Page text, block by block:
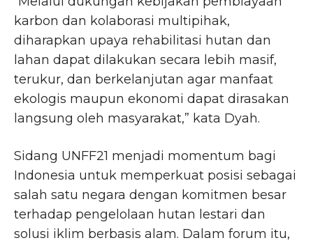
karbon dan kolaborasi multipihak,
diharapkan upaya rehabilitasi hutan dan
lahan dapat dilakukan secara lebih masif,
terukur, dan berkelanjutan agar manfaat
ekologis maupun ekonomi dapat dirasakan
langsung oleh masyarakat,” kata Dyah.
Sidang UNFF21 menjadi momentum bagi
Indonesia untuk memperkuat posisi sebagai
salah satu negara dengan komitmen besar
terhadap pengelolaan hutan lestari dan
solusi iklim berbasis alam. Dalam forum itu,